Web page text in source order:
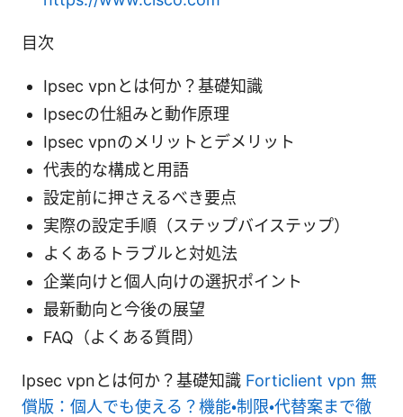
目次
Ipsec vpnとは何か？基礎知識
Ipsecの仕組みと動作原理
Ipsec vpnのメリットとデメリット
代表的な構成と用語
設定前に押さえるべき要点
実際の設定手順（ステップバイステップ）
よくあるトラブルと対処法
企業向けと個人向けの選択ポイント
最新動向と今後の展望
FAQ（よくある質問）
Ipsec vpnとは何か？基礎知識 Forticlient vpn 無
償版：個人でも使える？機能・制限・代替案まで徹